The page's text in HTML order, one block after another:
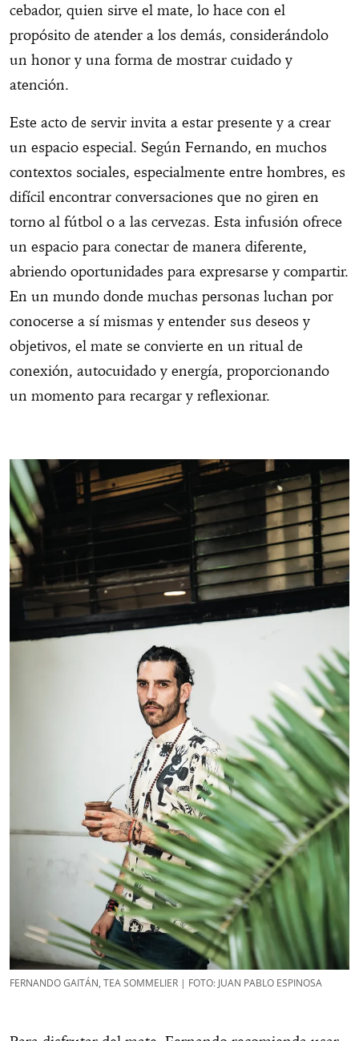
cebador, quien sirve el mate, lo hace con el
propósito de atender a los demás, considerándolo
un honor y una forma de mostrar cuidado y
atención.
Este acto de servir invita a estar presente y a crear
un espacio especial. Según Fernando, en muchos
contextos sociales, especialmente entre hombres, es
difícil encontrar conversaciones que no giren en
torno al fútbol o a las cervezas. Esta infusión ofrece
un espacio para conectar de manera diferente,
abriendo oportunidades para expresarse y compartir.
En un mundo donde muchas personas luchan por
conocerse a sí mismas y entender sus deseos y
objetivos, el mate se convierte en un ritual de
conexión, autocuidado y energía, proporcionando
un momento para recargar y reflexionar.
FERNANDO GAITÁN, TEA SOMMELIER | FOTO: JUAN PABLO ESPINOSA